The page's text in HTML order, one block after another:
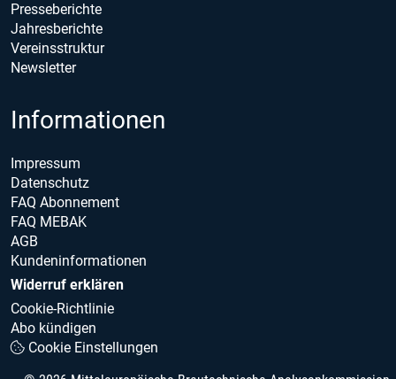
Presseberichte
Jahresberichte
Vereinsstruktur
Newsletter
Informationen
Impressum
Datenschutz
FAQ Abonnement
FAQ MEBAK
AGB
Kundeninformationen
Widerruf erklären
Cookie-Richtlinie
Abo kündigen
Cookie Einstellungen